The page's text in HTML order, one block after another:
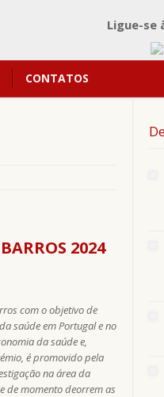
Ligue-se
CONTATOS
2024
com o objetivo de
saúde em Portugal e no
da saúde e,
é promovido pela
na área da
de momento deorrem as